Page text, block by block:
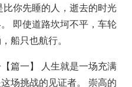
你先睡的人，逝去的时光
即使道路坎坷不平，车轮
船只也航行。
篇一】 人生就是一场充满
场挑战的见证者。 崇高的